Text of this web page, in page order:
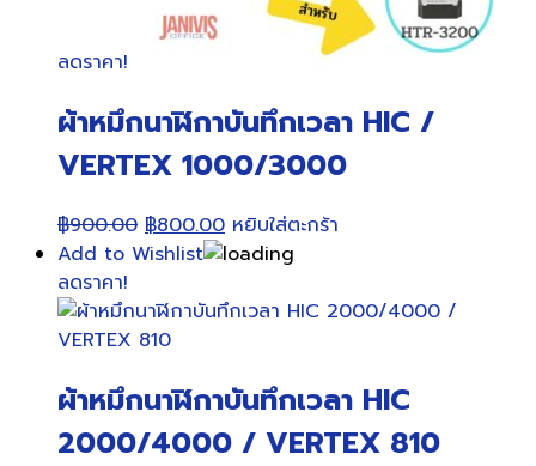
ลดราคา!
ผ้าหมึกนาฬิกาบันทึกเวลา HIC /
VERTEX 1000/3000
฿900.00 Original
price
฿900.00.
฿800.00Current
price
฿800.00.
หยิบใส่ตะกร้า
Add to Wishlist
ลดราคา!
ผ้าหมึกนาฬิกาบันทึกเวลา HIC
2000/4000 / VERTEX 810